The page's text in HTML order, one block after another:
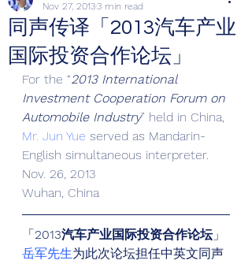
同声传译「2013汽车产业
国际投资合作论坛」
Nov 27, 20133 min read
For the “2013 International
Investment Cooperation Forum on
Automobile Industry” held in China,
Mr. Jun Yue served as Mandarin-
English simultaneous interpreter.
Nov. 26, 2013
Wuhan, China
「2013汽车产业国际投资合作论坛」
岳军先生为此次论坛担任中英文同声